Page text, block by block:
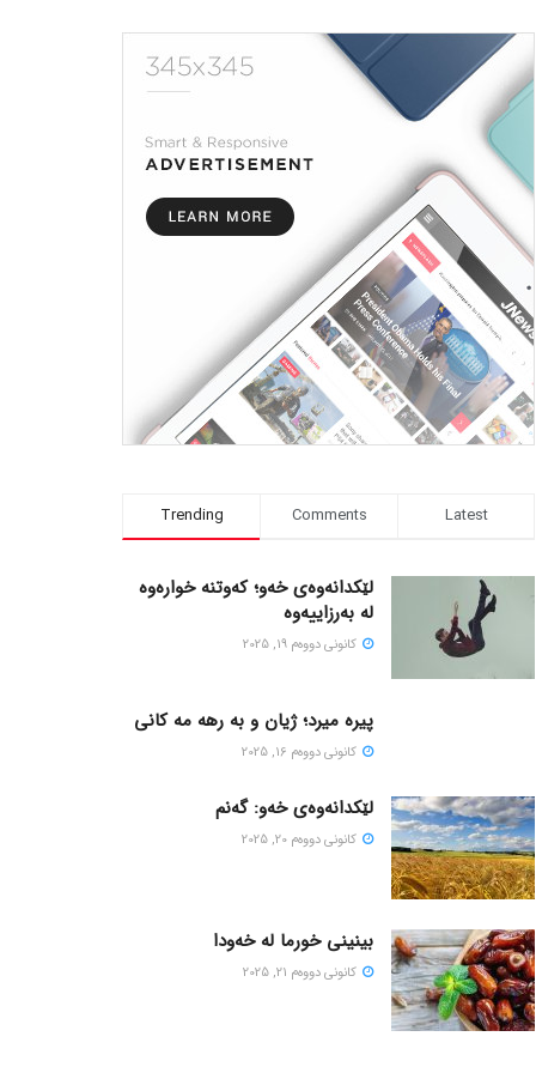
Trending Comments Latest
لێکدانەوەی خەو؛ کەوتنە خوارەوە
لە بەرزاییەوە
كانونی دووه‌م 19, 2025
پیره میرد؛ ژیان و به رهه مه کانی
كانونی دووه‌م 16, 2025
لێکدانەوەی خەو: گەنم
كانونی دووه‌م 20, 2025
بینینی خورما لە خەودا
كانونی دووه‌م 21, 2025